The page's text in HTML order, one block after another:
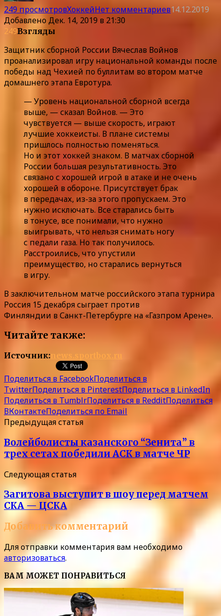
249 просмотровХоккейНет комментариев14.12.2019
ДобавленоДек. 14, 2019 в 21:30
249Взгляды
Защитник сборной России Вячеслав Войнов
проанализировал игру национальной команды после
победы над Чехией по буллитам во втором матче
домашнего этапа Евротура.
— Уровень национальной сборной всегда
выше, — сказал Войнов. — Это
чувствуется — выше скорость, играют
лучшие хоккеисты. В плане системы
пришлось полностью поменяться.
Но и этот хоккей знаком. В матчах сборной
России большая результативность. Это
связано с хорошей игрой в атаке и не очень
хорошей в обороне. Присутствует брак
в передачах, из-за этого пропускаем. Это
нужно исключать. Все старались быть
в тонусе, все понимали, что нужно
выигрывать, что нельзя снимать ногу
с педали газа. Но так получилось.
Расстроились, что упустили
преимущество, но старались вернуться
в игру.
В заключительном матче российского этапа турнира
Россия 15 декабря сыграет против
Финляндии в Санкт-Петербурге на «Газпром Арене».
Читайте также:
Источник:news.sportbox.ru
Поделиться в FacebookПоделиться в
TwitterПоделиться в PinterestПоделиться в LinkedIn
Поделиться в TumblrПоделиться в RedditПоделиться
ВКонтактеПоделиться по Email
Предыдущая статья
Волейболисты казанского “Зенита” в
трех сетах победили АСК в матче ЧР
Следующая статья
Загитова выступит в шоу перед матчем
СКА — ЦСКА
Добавить комментарий
Для отправки комментария вам необходимо
авторизоваться.
ВАМ МОЖЕТ ПОНРАВИТЬСЯ